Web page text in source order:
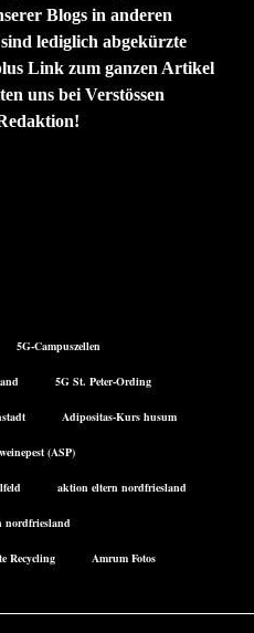
Blogs in anderen
lediglich abgekürzte
Link zum ganzen Artikel
uns bei Verstössen
5G-Campuszellen
5G St. Peter-Ording
Adipositas-Kurs husum
(ASP)
aktion eltern nordfriesland
nordfriesland
Recycling Amrum Fotos